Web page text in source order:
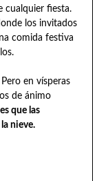
cualquier fiesta.
los invitados
comida festiva
en vísperas
de ánimo
que las
nieve.